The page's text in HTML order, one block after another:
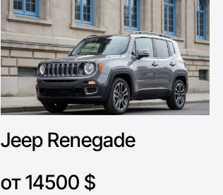
Jeep Renegade
от 14500 $